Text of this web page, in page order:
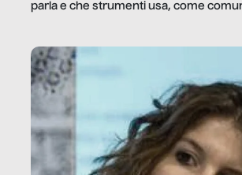
parla e che strumenti usa, come